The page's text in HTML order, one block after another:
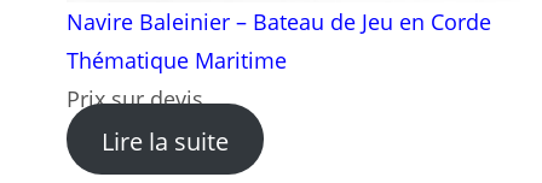
Navire Baleinier – Bateau de Jeu en Corde
Thématique Maritime
Prix sur devis
Lire la suite: Navire Baleinier – Bateau